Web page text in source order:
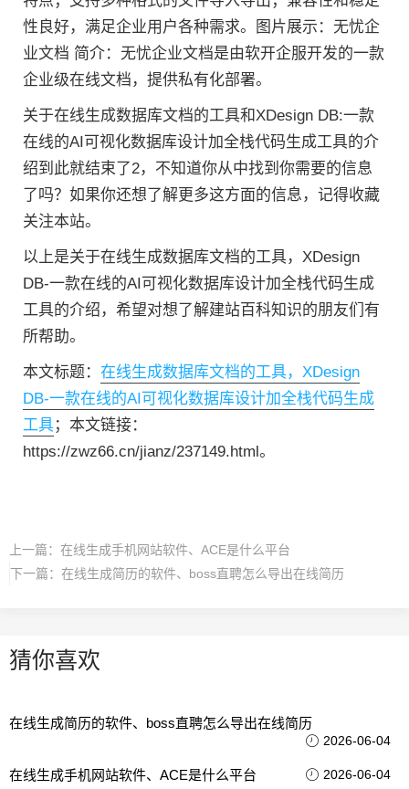
性良好，满足企业用户各种需求。图片展示：无忧企
业文档 简介：无忧企业文档是由软开企服开发的一款
企业级在线文档，提供私有化部署。
关于在线生成数据库文档的工具和XDesign DB:一款
在线的AI可视化数据库设计加全栈代码生成工具的介
绍到此就结束了2，不知道你从中找到你需要的信息
了吗？如果你还想了解更多这方面的信息，记得收藏
关注本站。
以上是关于在线生成数据库文档的工具，XDesign
DB-一款在线的AI可视化数据库设计加全栈代码生成
工具的介绍，希望对想了解建站百科知识的朋友们有
所帮助。
本文标题： 在线生成数据库文档的工具，XDesign
DB-一款在线的AI可视化数据库设计加全栈代码生成
工具；本文链接：
https://zwz66.cn/jianz/237149.html。
上一篇： 在线生成手机网站软件、ACE是什么平台
下一篇： 在线生成简历的软件、boss直聘怎么导出在线简历
猜你喜欢
在线生成简历的软件、boss直聘怎么导出在线简历
2026-06-04
在线生成手机网站软件、ACE是什么平台 2026-06-04